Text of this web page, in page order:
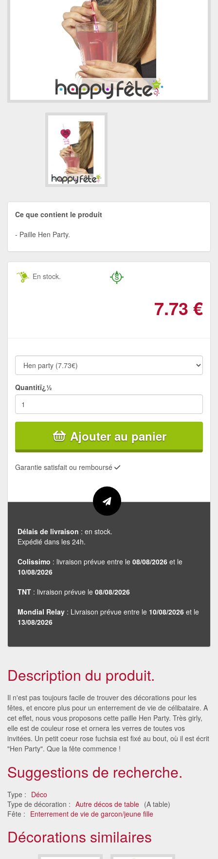
Ce que contient le produit
Paille Hen Party.
En stock.
7.73 €
Quantitï¿½
Ajouter au panier
Garantie satisfait ou remboursé
Délais de livraison : en stock.
Expédié dans les 24h.
Colissimo : livraison prévue entre le 08/08/2026 et le
10/08/2026
TNT : livraison prévue le 08/08/2026
Mondial Relay : Livraison prévue entre le 10/08/2026 et le
13/08/2026
Description du produit.
Il n'est pas toujours facile de trouver des décorations pour les
fêtes, et encore plus pour un enterrement de vie de célibataire. A
cet effet, nous vous proposons cette paille Hen Party. Très girly,
elle est de couleur rose et ornera les verres de toutes vos
invitées. Un petit coeur rose fuchsia est fixé au bout, où il est écrit
"Hen Party". Que la fête commence !
Suggestions de recherche.
Type : Déco
Type de décoration : Autre décos de table (A table)
Fête : Enterrement de vie de garcon/jeune fille
Décorations similaires